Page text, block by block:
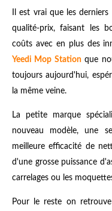
Il est vrai que les
qualité-prix, faisant les
coûts avec en plus des
Yeedi Mop Stationque
toujours aujourd'hui,
la même veine.
La petite marque
nouveau modèle, une
meilleure efficacité de
d'une grosse puissance
carrelages ou les
Pour le reste on